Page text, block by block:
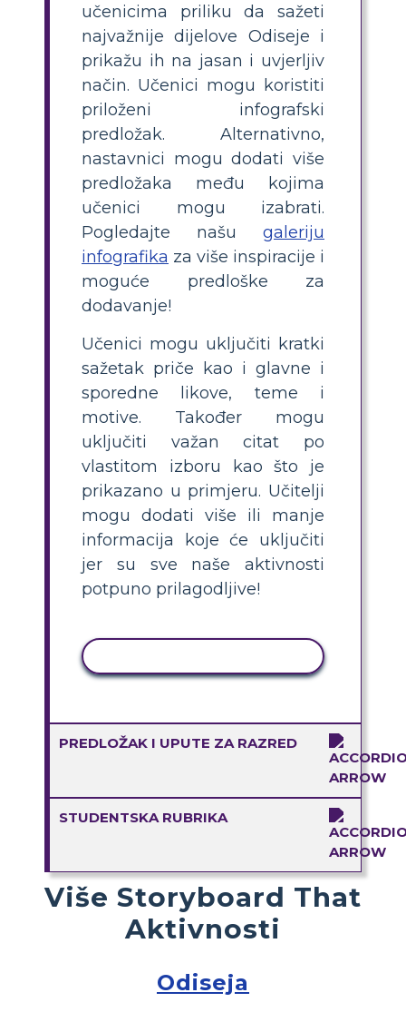
učenicima priliku da sažeti
najvažnije dijelove Odiseje i
prikažu ih na jasan i uvjerljiv
način. Učenici mogu koristiti
priloženi infografski
predložak. Alternativno,
nastavnici mogu dodati više
predložaka među kojima
učenici mogu izabrati.
Pogledajte našu galeriju
infografika za više inspiracije i
moguće predloške za
dodavanje!
Učenici mogu uključiti kratki
sažetak priče kao i glavne i
sporedne likove, teme i
motive. Također mogu
uključiti važan citat po
vlastitom izboru kao što je
prikazano u primjeru. Učitelji
mogu dodati više ili manje
informacija koje će uključiti
jer su sve naše aktivnosti
potpuno prilagodljive!
PREDLOŽAK I UPUTE ZA RAZRED
STUDENTSKA RUBRIKA
Više Storyboard That
Aktivnosti
Odiseja